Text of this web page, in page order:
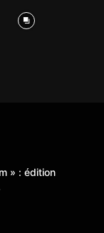
» : édition